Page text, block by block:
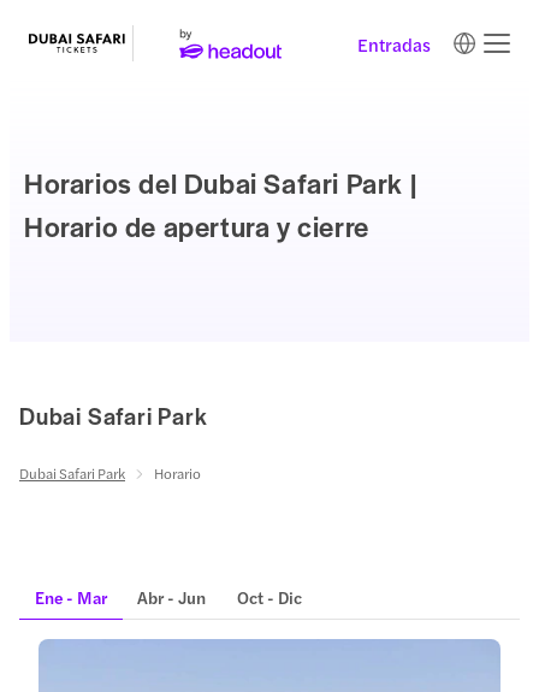
Entradas
Horarios del Dubai Safari Park |
Horario de apertura y cierre
Dubai Safari Park
Dubai Safari Park Horario
Ene - Mar Abr - Jun Oct - Dic